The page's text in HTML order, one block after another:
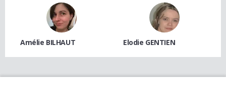
Amélie BILHAUT Elodie GENTIEN